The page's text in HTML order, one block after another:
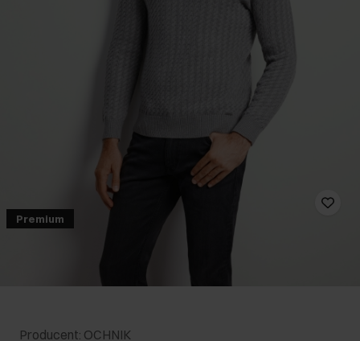
Premium
Producent: OCHNIK